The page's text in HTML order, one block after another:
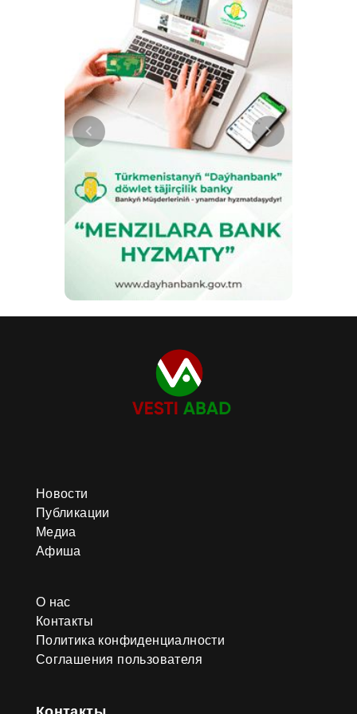
Возрождение идеи Великого
Шёлкового пути в современных
условиях находит практическое
воплощение в реализации
масштабных инфраструктурных
проектов, направленных на
формирование устойчивых и
взаимосвязанных транспортных
коридоров. Выгодное
географическое положение
страны способствует
расширению торгово-
экономических связей, ускорению
грузоперевозок и развитию
между государствами
Центральной Азии, Кавказа,
Ближнего Востока и Европы.
Сердар Бердымухамедов,
дальновидную
последовательно выдвигает
международные инициативы,
нацеленные на развитие
современной транзитно-
транспортной инфраструктуры,
место в “Концепции
внешнеполитического курса
Новости
Публикации
Медиа
Афиша
О нас
Контакты
Политика конфиденциалности
Соглашения пользователя